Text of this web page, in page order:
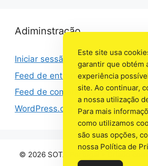
Adiminstração
Iniciar sessão
Feed de entradas
Feed de comentários
WordPress.org
© 2026 SOTA Portugal
Este site usa
garantir que obtém
experiência
site. Ao continuar,
a nossa utilização
Para mais
como utilizamos
são suas opções,
nossa Política de